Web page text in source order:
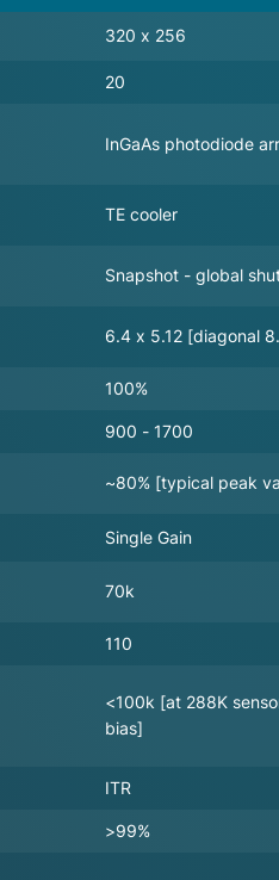
320 x 256
20
InGaAs photodiode
TE cooler
Snapshot - global
6.4 x 5.12 [diagonal
100%
900 - 1700
~80% [typical peak
Single Gain
70k
110
<100k [at 288K
bias]
ITR
>99%